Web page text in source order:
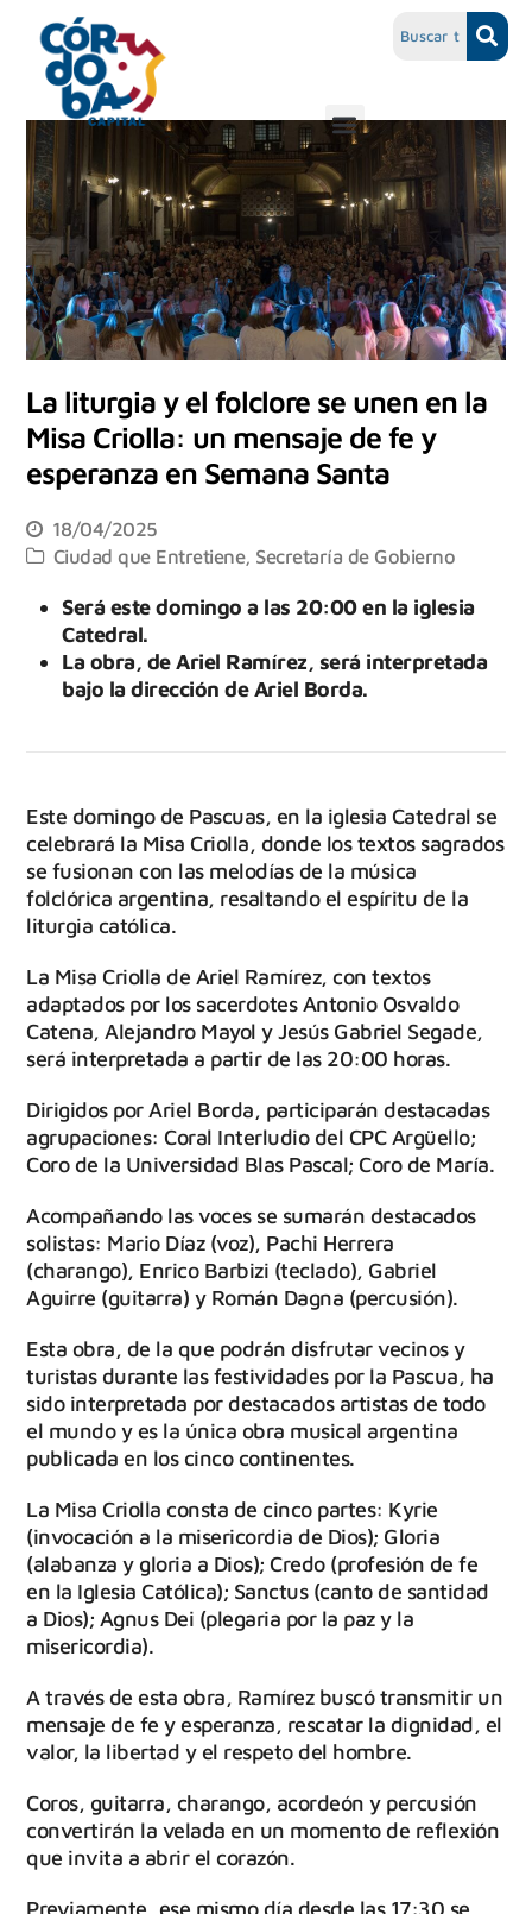
La liturgia y el folclore se unen en la
Misa Criolla: un mensaje de fe y
esperanza en Semana Santa
18/04/2025
Ciudad que Entretiene, Secretaría de Gobierno
Será este domingo a las 20:00 en la iglesia
Catedral.
La obra, de Ariel Ramírez, será interpretada
bajo la dirección de Ariel Borda.
Este domingo de Pascuas, en la iglesia Catedral se
celebrará la Misa Criolla, donde los textos sagrados
se fusionan con las melodías de la música
folclórica argentina, resaltando el espíritu de la
liturgia católica.
La Misa Criolla de Ariel Ramírez, con textos
adaptados por los sacerdotes Antonio Osvaldo
Catena, Alejandro Mayol y Jesús Gabriel Segade,
será interpretada a partir de las 20:00 horas.
Dirigidos por Ariel Borda, participarán destacadas
agrupaciones: Coral Interludio del CPC Argüello;
Coro de la Universidad Blas Pascal; Coro de María.
Acompañando las voces se sumarán destacados
solistas: Mario Díaz (voz), Pachi Herrera
(charango), Enrico Barbizi (teclado), Gabriel
Aguirre (guitarra) y Román Dagna (percusión).
Esta obra, de la que podrán disfrutar vecinos y
turistas durante las festividades por la Pascua, ha
sido interpretada por destacados artistas de todo
el mundo y es la única obra musical argentina
publicada en los cinco continentes.
La Misa Criolla consta de cinco partes: Kyrie
(invocación a la misericordia de Dios); Gloria
(alabanza y gloria a Dios); Credo (profesión de fe
en la Iglesia Católica); Sanctus (canto de santidad
a Dios); Agnus Dei (plegaria por la paz y la
misericordia).
A través de esta obra, Ramírez buscó transmitir un
mensaje de fe y esperanza, rescatar la dignidad, el
valor, la libertad y el respeto del hombre.
Coros, guitarra, charango, acordeón y percusión
convertirán la velada en un momento de reflexión
que invita a abrir el corazón.
Previamente, ese mismo día desde las 17:30 se